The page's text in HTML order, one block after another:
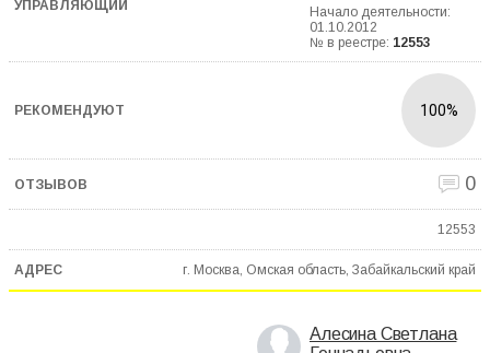
Начало деятельности:
01.10.2012
№ в реестре: 12553
100%
0
12553
г. Москва, Омская область, Забайкальский край
Алесина Светлана